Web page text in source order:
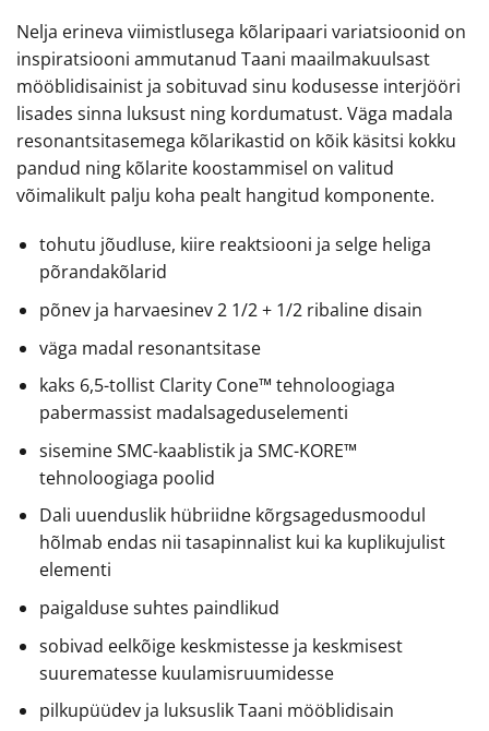
Nelja erineva viimistlusega kõlaripaari variatsioonid on
inspiratsiooni ammutanud Taani maailmakuulsast
mööblidisainist ja sobituvad sinu kodusesse interjööri
lisades sinna luksust ning kordumatust. Väga madala
resonantsitasemega kõlarikastid on kõik käsitsi kokku
pandud ning kõlarite koostammisel on valitud
võimalikult palju koha pealt hangitud komponente.
tohutu jõudluse, kiire reaktsiooni ja selge heliga
põrandakõlarid
põnev ja harvaesinev 2 1/2 + 1/2 ribaline disain
väga madal resonantsitase
kaks 6,5-tollist Clarity Cone™ tehnoloogiaga
pabermassist madalsageduselementi
sisemine SMC-kaablistik ja SMC-KORE™
tehnoloogiaga poolid
Dali uuenduslik hübriidne kõrgsagedusmoodul
hõlmab endas nii tasapinnalist kui ka kuplikujulist
elementi
paigalduse suhtes paindlikud
sobivad eelkõige keskmistesse ja keskmisest
suurematesse kuulamisruumidesse
pilkupüüdev ja luksuslik Taani mööblidisain